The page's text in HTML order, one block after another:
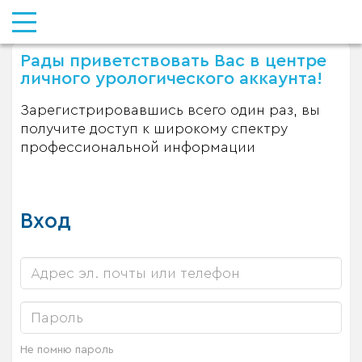
Рады приветствовать Вас в центре
личного урологического аккаунта!
Зарегистрировавшись всего один раз, вы
получите доступ к широкому спектру
профессиональной информации
Вход
Не помню пароль